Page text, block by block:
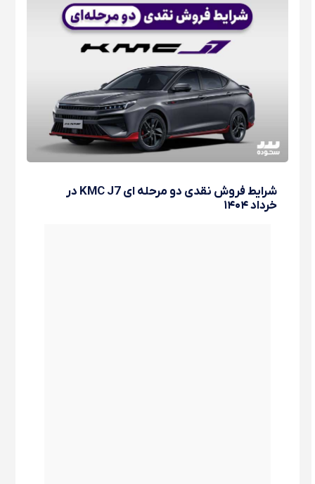
شرایط فروش نقدی دو مرحله ای KMC J7 در
خرداد ۱۴۰۴